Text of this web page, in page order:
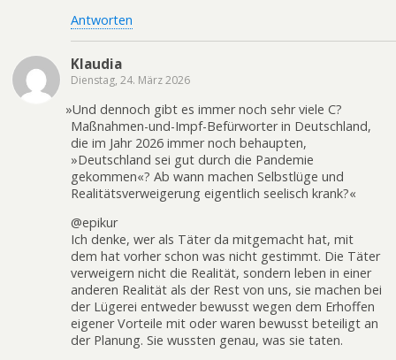
Antworten
Klaudia
Dienstag, 24. März 2026
»Und dennoch gibt es immer noch sehr viele C?
Maßnahmen-und-Impf-Befürworter in Deutschland,
die im Jahr 2026 immer noch behaupten,
»Deutschland sei gut durch die Pandemie
gekommen«? Ab wann machen Selbstlüge und
Realitätsverweigerung eigentlich seelisch krank?«
@epikur
Ich denke, wer als Täter da mitgemacht hat, mit
dem hat vorher schon was nicht gestimmt. Die Täter
verweigern nicht die Realität, sondern leben in einer
anderen Realität als der Rest von uns, sie machen bei
der Lügerei entweder bewusst wegen dem Erhoffen
eigener Vorteile mit oder waren bewusst beteiligt an
der Planung. Sie wussten genau, was sie taten.